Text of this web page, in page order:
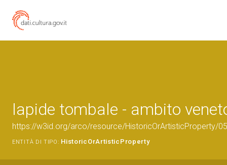
lapide tombale - ambito
https://w3id.org/arco/resource/HistoricOrArtisticProperty/
ENTITÀ DI TIPO: HistoricOrArtisticProperty